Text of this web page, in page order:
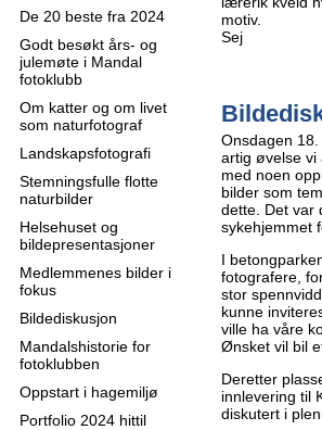
De 20 beste fra 2024
Godt besøkt års- og
julemøte i Mandal
fotoklubb
Om katter og om livet
som naturfotograf
Landskapsfotografi
Stemningsfulle flotte
naturbilder
Helsehuset og
bildepresentasjoner
Medlemmenes bilder i
fokus
Bildediskusjon
Mandalshistorie for
fotoklubben
Oppstart i hagemiljø
Portfolio 2024 hittil
motiv.
Sej
Onsdagen
artig øvelse vi
med noen
bilder som
dette. Det var
sykehjemmet
I
fotografere,
stor
kunne
ville ha våre
Ønsket vil bil
Deretter
innlevering til
diskutert i